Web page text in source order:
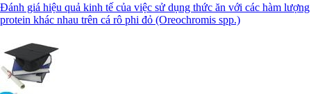
Đánh giá hiệu quả kinh tế của việc sử dụng thức ăn với các hàm lượng
protein khác nhau trên cá rô phi đỏ (Oreochromis spp.)